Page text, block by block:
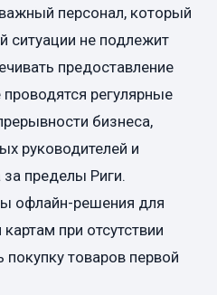
персонал, который
ситуации не подлежит
предоставление
регулярные
бизнеса,
руководителей и
пределы Риги.
офлайн-решения для
при отсутствии
товаров первой